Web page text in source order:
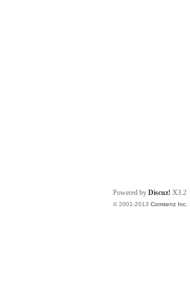
Powered by Discuz! X3.2
© 2001-2013 Comsenz Inc.